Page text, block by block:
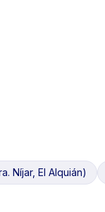
Níjar, El Alquián)